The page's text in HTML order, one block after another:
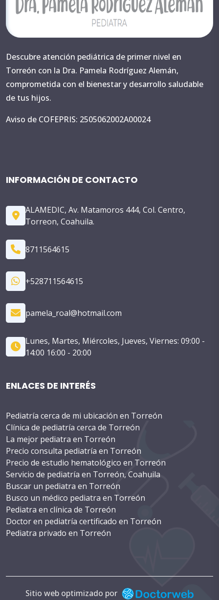
Descubre atención pediátrica de primer nivel en
Torreón con la Dra. Pamela Rodríguez Alemán,
comprometida con el bienestar y desarrollo saludable
de tus hijos.
Aviso de COFEPRIS: 2505062002A00024
INFORMACIÓN DE CONTACTO
ALAMEDIC, Av. Matamoros 444, Col. Centro,
Torreon, Coahuila.
8711564615
+528711564615
pamela_roal@hotmail.com
Lunes, Martes, Miércoles, Jueves, Viernes: 09:00 -
14:00 16:00 - 20:00
ENLACES DE INTERÉS
Pediatría cerca de mi ubicación en Torreón
Clínica de pediatría cerca de Torreón
La mejor pediatra en Torreón
Precio consulta pediatría en Torreón
Precio de estudio hematológico en Torreón
Servicio de pediatría en Torreón, Coahuila
Buscar un pediatra en Torreón
Busco un médico pediatra en Torreón
Pediatra en clínica de Torreón
Doctor en pediatría certificado en Torreón
Pediatra privado en Torreón
Consulta con pediatra en Torreón
Cita con pediatra en Torreón
Sitio web optimizado por